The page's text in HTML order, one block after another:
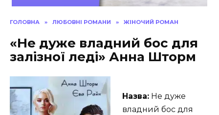
ГОЛОВНА » ЛЮБОВНІ РОМАНИ » ЖІНОЧИЙ РОМАН
«Не дуже владний бос для
залізної леді» Анна Шторм
Назва: Не дуже
владний бос для